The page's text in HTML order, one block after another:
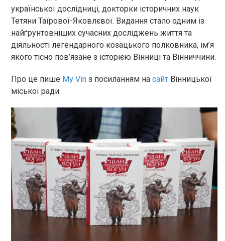
української дослідниці, докторки історичних наук
Тетяни Таїрової-Яковлєвої. Видання стало одним із
найґрунтовніших сучасних досліджень життя та
діяльності легендарного козацького полковника, ім’я
якого тісно пов’язане з історією Вінниці та Вінниччини.
Про це пише My Vin з посиланням на сайт Вінницької
міської ради.